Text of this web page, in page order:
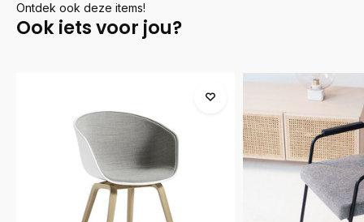
Ontdek ook deze items!
Ook iets voor jou?